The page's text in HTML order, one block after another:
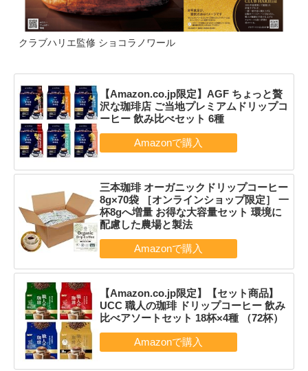
クラブハリエ監修 ショコラノワール
【Amazon.co.jp限定】AGF ちょっと贅
沢な珈琲店 ご当地プレミアムドリップコ
ーヒー 飲み比べセット 6種
三本珈琲 オーガニックドリップコーヒー
8g×70袋 ［オンラインショップ限定］ 一
杯8gへ増量 お得な大容量セット 環境に
配慮した農場と製法
【Amazon.co.jp限定】【セット商品】
UCC 職人の珈琲 ドリップコーヒー 飲み
比べアソートセット 18杯×4種 （72杯）